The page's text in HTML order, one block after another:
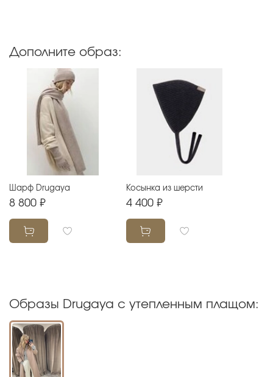
Дополните образ:
Шарф Drugaya
8 800 ₽
Косынка из шерсти
4 400 ₽
Образы Drugaya с утепленным плащом: